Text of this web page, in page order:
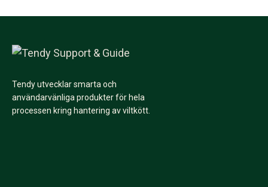
Tendy utvecklar smarta och
användarvänliga produkter för hela
processen kring hantering av viltkött.